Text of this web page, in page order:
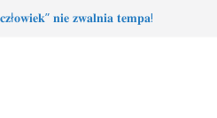
𝐧𝐢𝐞 𝐳𝐰𝐚𝐥𝐧𝐢𝐚 𝐭𝐞𝐦𝐩𝐚!